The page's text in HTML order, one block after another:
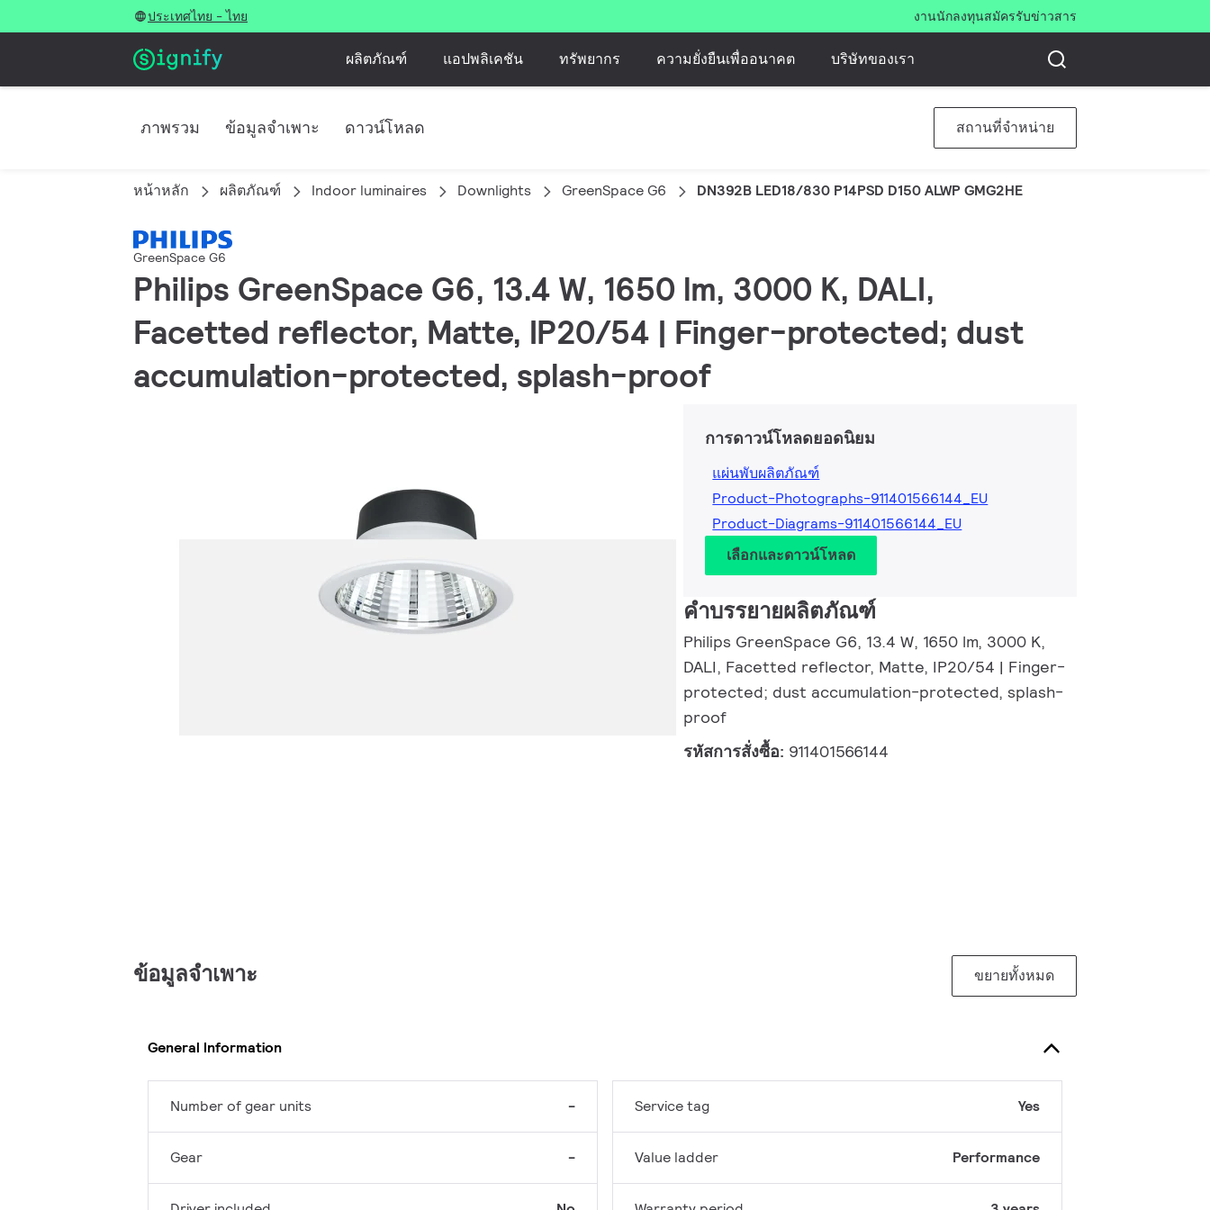
ประเทศไทย - ไทย งานนักลงทุนสมัครรับข่าวสาร
ผลิตภัณฑ์ แอปพลิเคชัน ทรัพยากร ความยั่งยืนเพื่ออนาคต บริษัทของเรา
ภาพรวม ข้อมูลจำเพาะ ดาวน์โหลด สถานที่จำหน่าย
หน้าหลัก ผลิตภัณฑ์ Indoor luminaires Downlights GreenSpace G6 DN392B LED18/830 P14PSD D150 ALWP GMG2HE
GreenSpace G6
Philips GreenSpace G6, 13.4 W, 1650 lm, 3000 K, DALI,
Facetted reflector, Matte, IP20/54 | Finger-protected; dust
accumulation-protected, splash-proof
การดาวน์โหลดยอดนิยม
แผ่นพับผลิตภัณฑ์
Product-Photographs-911401566144_EU
Product-Diagrams-911401566144_EU
เลือกและดาวน์โหลด
คำบรรยายผลิตภัณฑ์
Philips GreenSpace G6, 13.4 W, 1650 lm, 3000 K,
DALI, Facetted reflector, Matte, IP20/54 | Finger-
protected; dust accumulation-protected, splash-
proof
รหัสการสั่งซื้อ: 911401566144
ข้อมูลจำเพาะ ขยายทั้งหมด
General Information
Number of gear units -
Gear -
Service tag Yes
Value ladder Performance